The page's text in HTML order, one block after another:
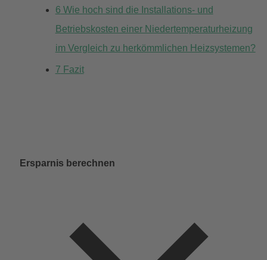
6 Wie hoch sind die Installations- und
Betriebskosten einer Niedertemperaturheizung
im Vergleich zu herkömmlichen Heizsystemen?
7 Fazit
Ersparnis berechnen